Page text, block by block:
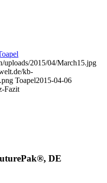
uploads/2015/04/March15.jpg
kb-
Toapel2015-04-06
Fazit
DE